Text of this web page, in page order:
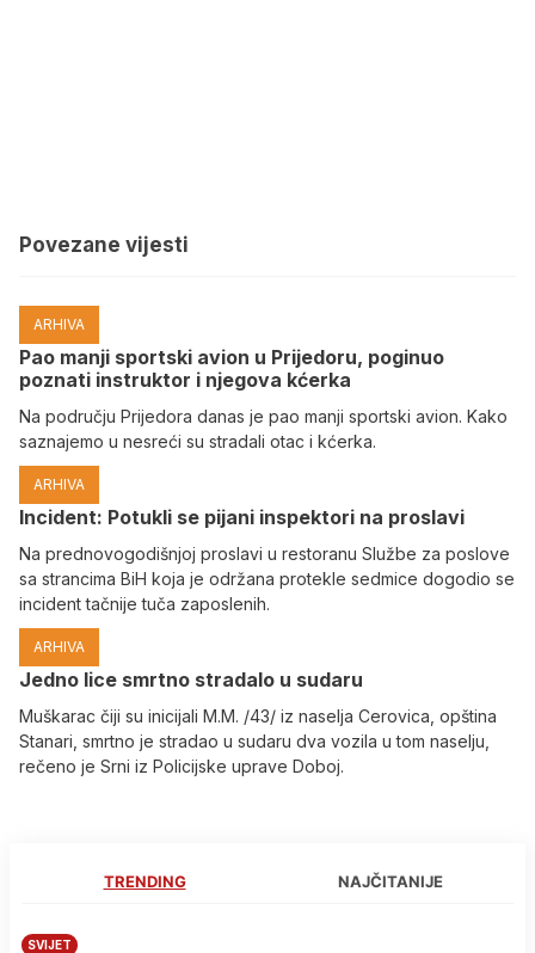
Povezane vijesti
ARHIVA
Pao manji sportski avion u Prijedoru, poginuo
poznati instruktor i njegova kćerka
Na području Prijedora danas je pao manji sportski avion. Kako
saznajemo u nesreći su stradali otac i kćerka.
ARHIVA
Incident: Potukli se pijani inspektori na proslavi
Na prednovogodišnjoj proslavi u restoranu Službe za poslove
sa strancima BiH koja je održana protekle sedmice dogodio se
incident tačnije tuča zaposlenih.
ARHIVA
Јedno lice smrtno stradalo u sudaru
Muškarac čiji su inicijali M.M. /43/ iz naselja Cerovica, opština
Stanari, smrtno je stradao u sudaru dva vozila u tom naselju,
rečeno je Srni iz Policijske uprave Doboj.
TRENDING NAJČITANIJE
SVIJET